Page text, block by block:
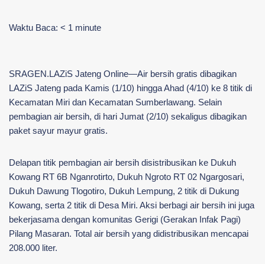
Waktu Baca: < 1 minute
SRAGEN.LAZiS Jateng Online—Air bersih gratis dibagikan
LAZiS Jateng pada Kamis (1/10) hingga Ahad (4/10) ke 8 titik di
Kecamatan Miri dan Kecamatan Sumberlawang. Selain
pembagian air bersih, di hari Jumat (2/10) sekaligus dibagikan
paket sayur mayur gratis.
Delapan titik pembagian air bersih disistribusikan ke Dukuh
Kowang RT 6B Nganrotirto, Dukuh Ngroto RT 02 Ngargosari,
Dukuh Dawung Tlogotiro, Dukuh Lempung, 2 titik di Dukung
Kowang, serta 2 titik di Desa Miri. Aksi berbagi air bersih ini juga
bekerjasama dengan komunitas Gerigi (Gerakan Infak Pagi)
Pilang Masaran. Total air bersih yang didistribusikan mencapai
208.000 liter.